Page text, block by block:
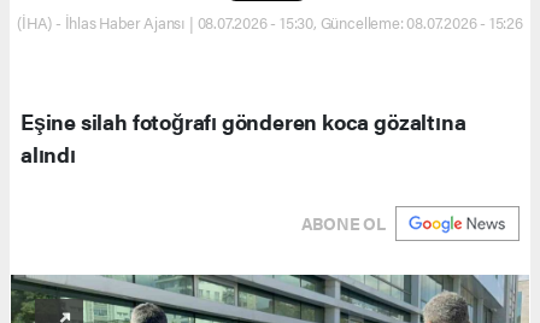
(İHA) - İhlas Haber Ajansı | 08.07.2026 - 15:30, Güncelleme: 08.07.2026 - 15:26
Eşine silah fotoğrafı gönderen koca gözaltına
alındı
ABONE OL